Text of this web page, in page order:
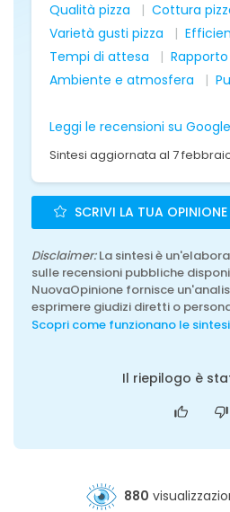
Qualità pizza
Cottura
Varietà gusti pizza
Tempi di attesa
Ambiente e atmosfera
Leggi le recensioni su Google
Sintesi aggiornata al 7
SCRIVI LA TUA OPINIONE
Disclaimer:La sintesi è
sulle recensioni pubbliche
NuovaOpinione fornisce
esprimere giudizi diretti o
Scopri come funzionano le sintesi
Il riepilogo è
880